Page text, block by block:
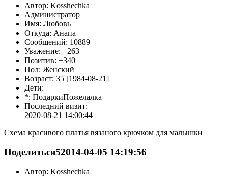
Автор: Kosshechka
Администратор
Имя: Любовь
Откуда: Анапа
Сообщений: 10889
Уважение: +263
Позитив: +340
Пол: Женский
Возраст: 35 [1984-08-21]
Дети:
*: ПодаркиПожелалка
Последний визит:
2020-08-21 14:00:44
Схема красивого платья вязаного крючком для малышки
Поделиться52014-04-05 14:19:56
Автор: Kosshechka